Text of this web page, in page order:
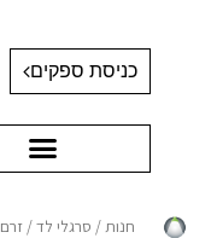
כניסת ספקים
חנות / סרגלי לד/ זרם